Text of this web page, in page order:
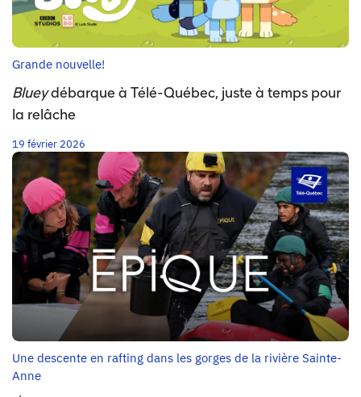
Grande nouvelle!
Blueydébarque à Télé-Québec, juste à temps pour
la relâche
19 février 2026
Une descente en rafting dans les gorges de la rivière Sainte-
Anne